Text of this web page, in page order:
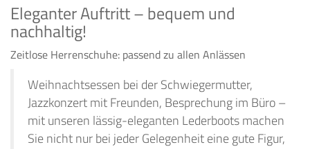
Eleganter Auftritt – bequem und
nachhaltig!
Zeitlose Herrenschuhe: passend zu allen Anlässen
Weihnachtsessen bei der Schwiegermutter,
Jazzkonzert mit Freunden, Besprechung im Büro –
mit unseren lässig-eleganten Lederboots machen
Sie nicht nur bei jeder Gelegenheit eine gute Figur,